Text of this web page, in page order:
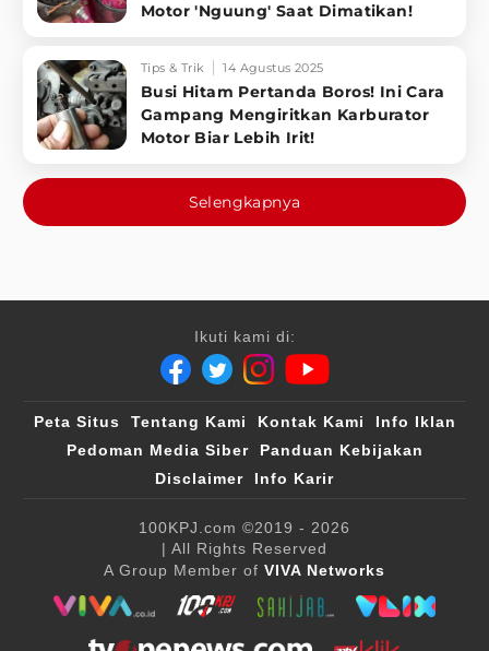
Motor 'Nguung' Saat Dimatikan!
Tips & Trik 14 Agustus 2025
Busi Hitam Pertanda Boros! Ini Cara
Gampang Mengiritkan Karburator
Motor Biar Lebih Irit!
Selengkapnya
Ikuti kami di:
Peta Situs Tentang Kami Kontak Kami
Info Iklan
Pedoman Media Siber
Panduan Kebijakan
Disclaimer
Info Karir
100KPJ.com ©2019 - 2026
| All Rights Reserved
A Group Member of VIVA Networks